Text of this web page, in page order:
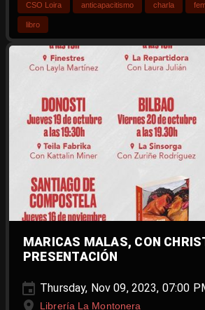
CSO Loira anticapacitismo charla
libro
MARICAS MALAS, CON
PRESENTACIÓN
Thursday, Nov 09, 2023, 07:00
Librería La Montonera